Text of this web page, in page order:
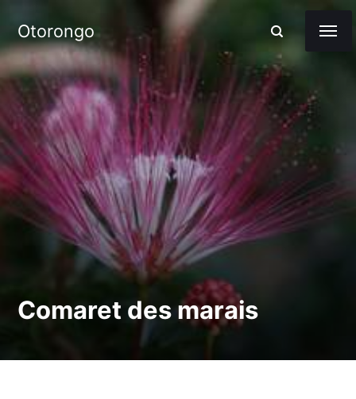
Otorongo
Comaret des marais